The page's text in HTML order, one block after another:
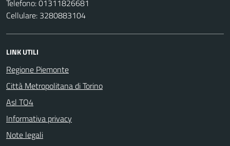
Telefono: 01311826681
Cellulare: 3280883104
LINK UTILI
Regione Piemonte
Città Metropolitana di Torino
Asl TO4
Informativa privacy
Note legali